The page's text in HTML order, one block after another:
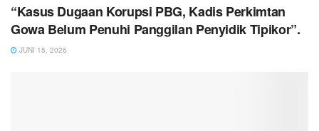
“Kasus Dugaan Korupsi PBG, Kadis Perkimtan
Gowa Belum Penuhi Panggilan Penyidik Tipikor”.
JUNI 15, 2026